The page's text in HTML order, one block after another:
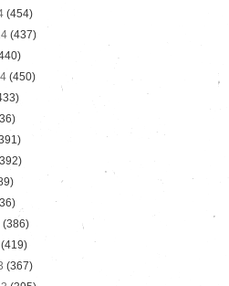
(454)
(437)
(450)
(386)
(419)
(367)